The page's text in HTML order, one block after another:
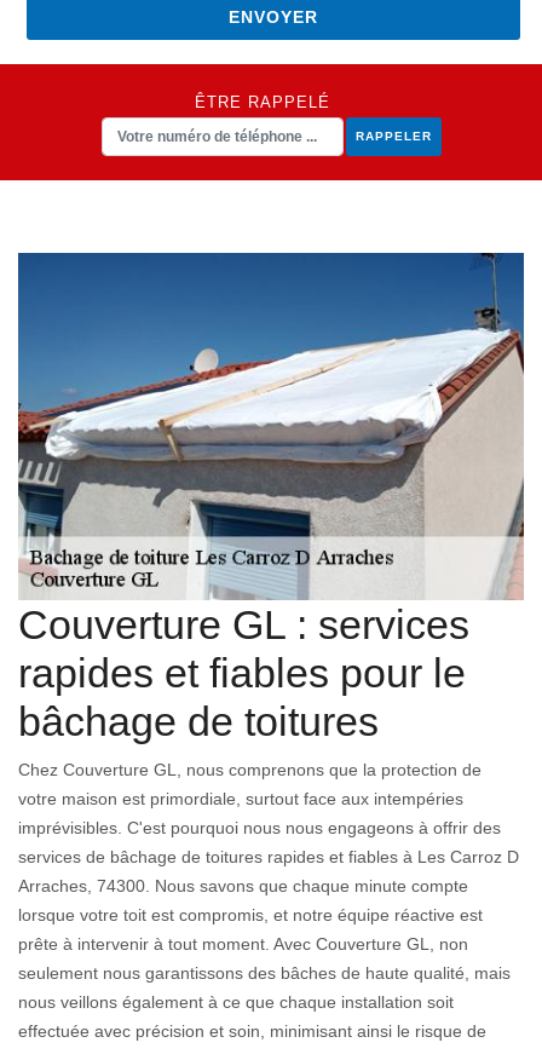
ÊTRE RAPPELÉ
Couverture GL : services
rapides et fiables pour le
bâchage de toitures
Chez Couverture GL, nous comprenons que la protection de
votre maison est primordiale, surtout face aux intempéries
imprévisibles. C'est pourquoi nous nous engageons à offrir des
services de bâchage de toitures rapides et fiables à Les Carroz D
Arraches, 74300. Nous savons que chaque minute compte
lorsque votre toit est compromis, et notre équipe réactive est
prête à intervenir à tout moment. Avec Couverture GL, non
seulement nous garantissons des bâches de haute qualité, mais
nous veillons également à ce que chaque installation soit
effectuée avec précision et soin, minimisant ainsi le risque de